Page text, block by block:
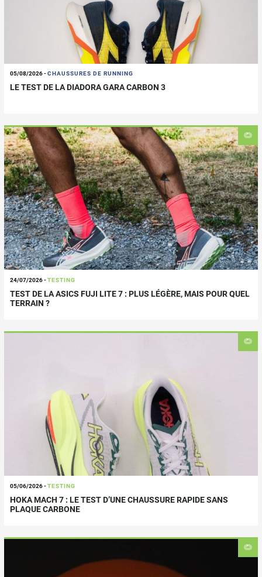
05/08/2026-CHAUSSURES DE RUNNING
LE TEST DE LA DIADORA GARA CARBON 3
24/07/2026-TESTING
TEST DE LA ASICS FUJI LITE 7 : PLUS LÉGÈRE, MAIS POUR QUEL
TERRAIN ?
05/06/2026-TESTING
HOKA MACH 7 : LE TEST D’UNE CHAUSSURE RAPIDE SANS
PLAQUE CARBONE